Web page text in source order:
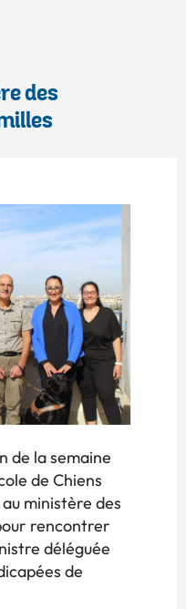
des
de la semaine
de Chiens
ministère des
rencontrer
déléguée
de